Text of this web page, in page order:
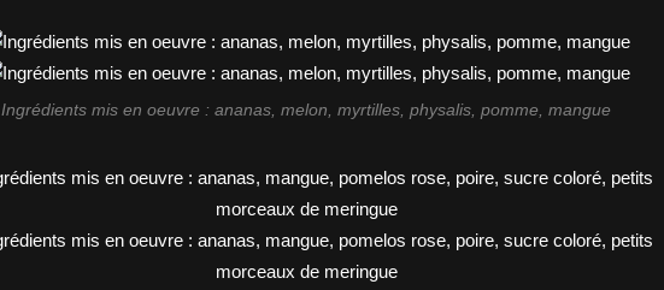
Ingrédients mis en oeuvre : ananas, melon, myrtilles, physalis, pomme, mangue